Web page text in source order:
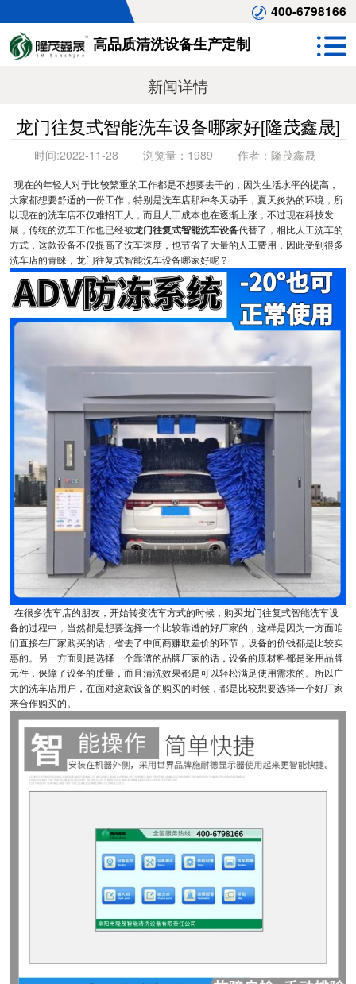
400-6798166
高品质清洗设备生产定制
新闻详情
龙门往复式智能洗车设备哪家好[隆茂鑫晟]
时间:2022-11-28 浏览量： 1989 作者： 隆茂鑫晟
现在的年轻人对于比较繁重的工作都是不想要去干的，因为生活水平的提高，
大家都想要舒适的一份工作，特别是洗车店那种冬天动手，夏天炎热的环境，所
以现在的洗车店不仅难招工人，而且人工成本也在逐渐上涨，不过现在科技发
展，传统的洗车工作也已经被龙门往复式智能洗车设备代替了，相比人工洗车的
方式，这款设备不仅提高了洗车速度，也节省了大量的人工费用，因此受到很多
洗车店的青睐，龙门往复式智能洗车设备哪家好呢？
在很多洗车店的朋友，开始转变洗车方式的时候，购买龙门往复式智能洗车设
备的过程中，当然都是想要选择一个比较靠谱的好厂家的，这样是因为一方面咱
们直接在厂家购买的话，省去了中间商赚取差价的环节，设备的价钱都是比较实
惠的。另一方面则是选择一个靠谱的品牌厂家的话，设备的原材料都是采用品牌
元件，保障了设备的质量，而且清洗效果都是可以轻松满足使用需求的。所以广
大的洗车店用户，在面对这款设备的购买的时候，都是比较想要选择一个好厂家
来合作购买的。